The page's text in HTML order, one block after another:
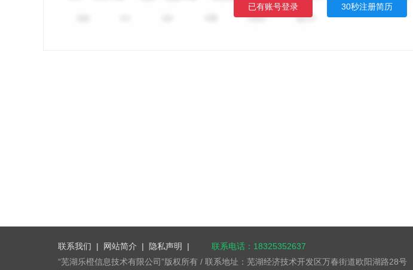
已有账号登录 30秒注册简历
联系我们 | 网站简介 | 隐私声明 |
联系电话：18325352637
“芜湖乐橙信息技术有限公司”版权所有 / 联系地址：芜湖经济技术开发区万春街道欧阳湖路28号